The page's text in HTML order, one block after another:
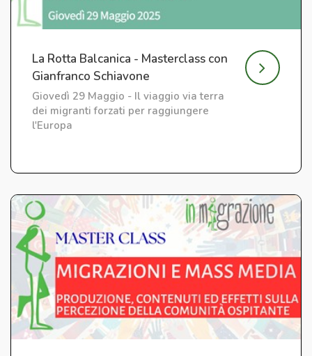
La Rotta Balcanica - Masterclass con
Gianfranco Schiavone
Giovedì 29 Maggio - Il viaggio via terra
dei migranti forzati per raggiungere
l'Europa